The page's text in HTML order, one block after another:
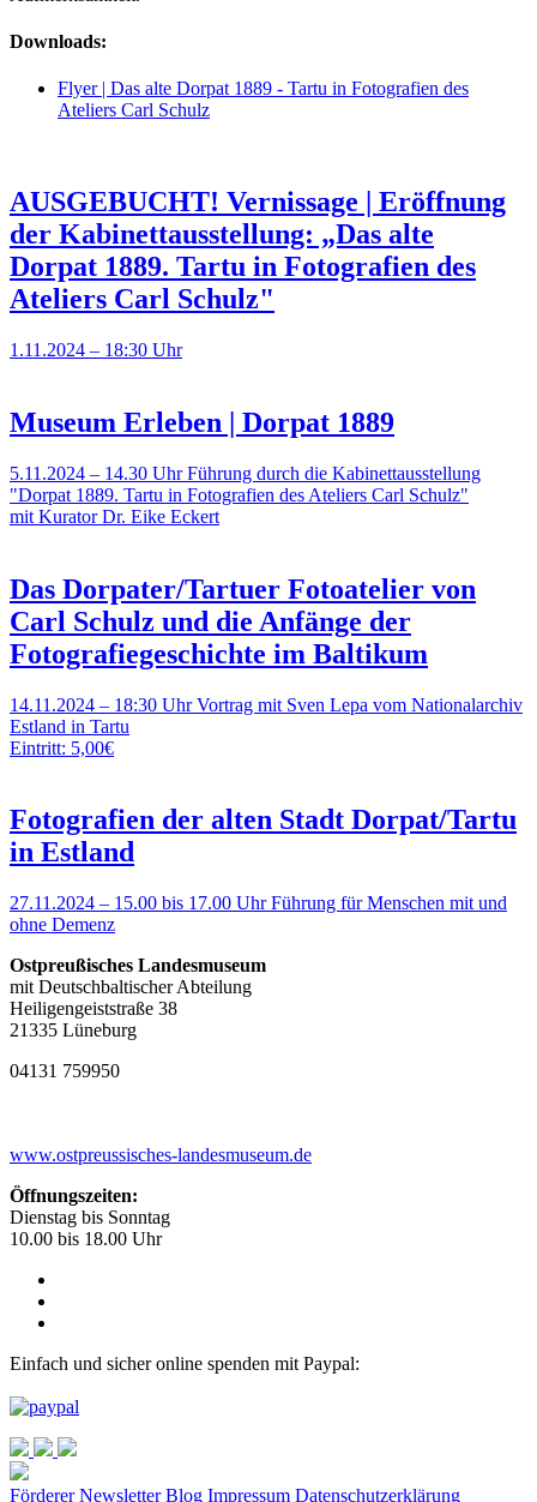
Downloads:
Flyer | Das alte Dorpat 1889 - Tartu in Fotografien des
Ateliers Carl Schulz
AUSGEBUCHT! Vernissage | Eröffnung
der Kabinettausstellung: „Das alte
Dorpat 1889. Tartu in Fotografien des
Ateliers Carl Schulz"
1.11.2024 – 18:30 Uhr
Museum Erleben | Dorpat 1889
5.11.2024 – 14.30 UhrFührung durch die Kabinettausstellung
"Dorpat 1889. Tartu in Fotografien des Ateliers Carl Schulz"
mit Kurator Dr. Eike Eckert
Das Dorpater/Tartuer Fotoatelier von
Carl Schulz und die Anfänge der
Fotografiegeschichte im Baltikum
14.11.2024 – 18:30 UhrVortrag mit Sven Lepa vom Nationalarchiv
Estland in Tartu
Eintritt: 5,00€
Fotografien der alten Stadt Dorpat/Tartu
in Estland
27.11.2024 – 15.00 bis 17.00 UhrFührung für Menschen mit und
ohne Demenz
Ostpreußisches Landesmuseum
mit Deutschbaltischer Abteilung
Heiligengeiststraße 38
21335 Lüneburg
04131 759950
www.ostpreussisches-landesmuseum.de
Öffnungszeiten:
Dienstag bis Sonntag
10.00 bis 18.00 Uhr
Einfach und sicher online spenden mit Paypal:
Förderer Newsletter Blog Impressum Datenschutzerklärung